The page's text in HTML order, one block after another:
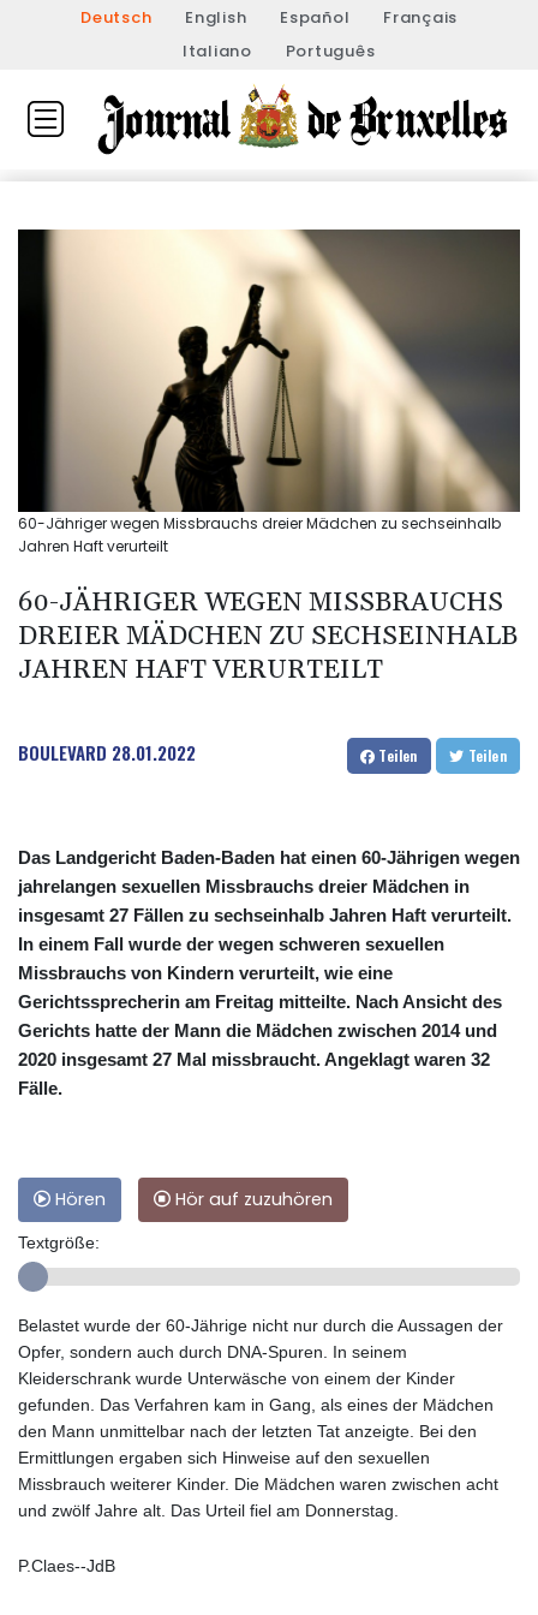
Deutsch English Español
Français
Italiano
Português
60-Jähriger wegen Missbrauchs dreier Mädchen zu sechseinhalb
Jahren Haft verurteilt
60-JÄHRIGER WEGEN MISSBRAUCHS
DREIER MÄDCHEN ZU SECHSEINHALB
JAHREN HAFT VERURTEILT
BOULEVARD 28.01.2022 Teilen Teilen
Das Landgericht Baden-Baden hat einen 60-Jährigen wegen
jahrelangen sexuellen Missbrauchs dreier Mädchen in
insgesamt 27 Fällen zu sechseinhalb Jahren Haft verurteilt.
In einem Fall wurde der wegen schweren sexuellen
Missbrauchs von Kindern verurteilt, wie eine
Gerichtssprecherin am Freitag mitteilte. Nach Ansicht des
Gerichts hatte der Mann die Mädchen zwischen 2014 und
2020 insgesamt 27 Mal missbraucht. Angeklagt waren 32
Fälle.
Hören Hör auf zuzuhören
Textgröße:
Belastet wurde der 60-Jährige nicht nur durch die Aussagen der
Opfer, sondern auch durch DNA-Spuren. In seinem
Kleiderschrank wurde Unterwäsche von einem der Kinder
gefunden. Das Verfahren kam in Gang, als eines der Mädchen
den Mann unmittelbar nach der letzten Tat anzeigte. Bei den
Ermittlungen ergaben sich Hinweise auf den sexuellen
Missbrauch weiterer Kinder. Die Mädchen waren zwischen acht
und zwölf Jahre alt. Das Urteil fiel am Donnerstag.
P.Claes--JdB